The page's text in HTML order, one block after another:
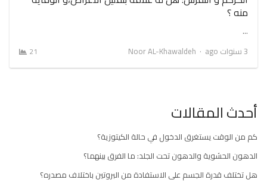
منه ؟
…
3 سنوات ago
Author
Noor AL-Khawaldeh
21
أحدث المقالات
كم من الوقت يستغرق الدخول في حالة الكيتوزية؟
الدهون الحشوية والدهون تحت الجلد: ما الفرق بينهما؟
هل تختلف قدرة الجسم على الاستفادة من البروتين باختلاف مصدره؟